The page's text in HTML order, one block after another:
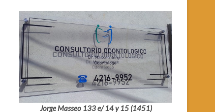
Jorge Masseo 133 e/ 14 y 15 (1451)